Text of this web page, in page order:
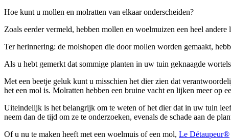
Hoe kunt u mollen en molratten van elkaar onderscheiden?
Zoals eerder vermeld, hebben mollen en woelmuizen een heel
Ter herinnering: de molshopen die door mollen worden gemaakt,
Als u hebt gemerkt dat sommige planten in uw tuin geknaagde
Met een beetje geluk kunt u misschien het dier zien dat
het een mol is. Molratten hebben een bruine vacht en lijken meer op
Uiteindelijk is het belangrijk om te weten of het dier dat in uw tuin
neem dan de tijd om ze te onderzoeken, evenals de schade aan de
Of u nu te maken heeft met een woelmuis of een mol, Le Détaupeur®